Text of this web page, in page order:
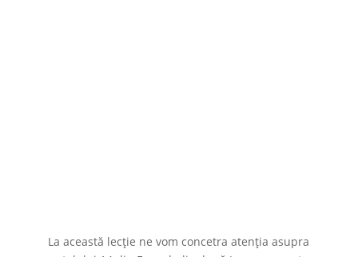
La această lecție ne vom concetra atenția asupra